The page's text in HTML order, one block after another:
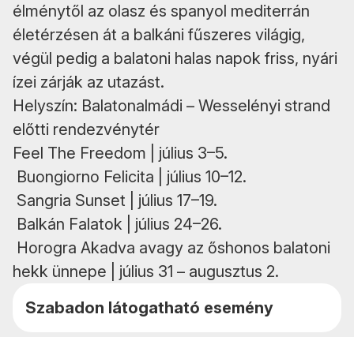
élménytől az olasz és spanyol mediterrán
életérzésen át a balkáni fűszeres világig,
végül pedig a balatoni halas napok friss, nyári
ízei zárják az utazást.
Helyszín: Balatonalmádi – Wesselényi strand
előtti rendezvénytér
Feel The Freedom | július 3–5.
Buongiorno Felicita | július 10–12.
Sangria Sunset | július 17–19.
Balkán Falatok | július 24–26.
Horogra Akadva avagy az őshonos balatoni
hekk ünnepe | július 31 – augusztus 2.
Szabadon látogatható esemény